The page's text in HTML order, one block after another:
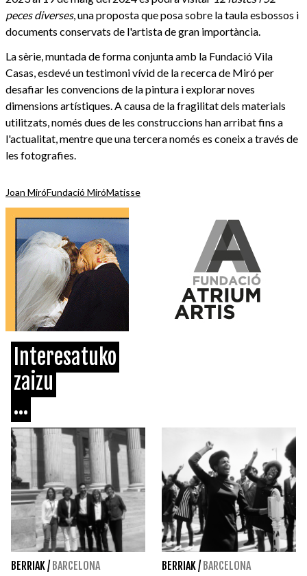
peces diverses, una proposta que posa sobre la taula esbossos i
documents conservats de l'artista de gran importància.
La sèrie, muntada de forma conjunta amb la Fundació Vila
Casas, esdevé un testimoni vívid de la recerca de Miró per
desafiar les convencions de la pintura i explorar noves
dimensions artístiques. A causa de la fragilitat dels materials
utilitzats, només dues de les construccions han arribat fins a
l'actualitat, mentre que una tercera només es coneix a través de
les fotografies.
Joan MiróFundació MiróMatisse
Interesatuko
zaizu
...
BERRIAK/ BARCELONA BERRIAK/ BARCELONA